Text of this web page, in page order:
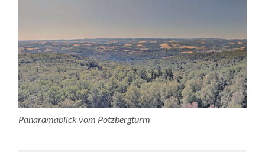
Panaramablick vom Potzbergturm